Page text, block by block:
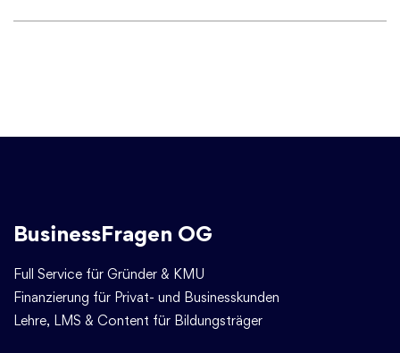
BusinessFragen OG
Full Service für Gründer & KMU
Finanzierung für Privat- und Businesskunden
Lehre, LMS & Content für Bildungsträger